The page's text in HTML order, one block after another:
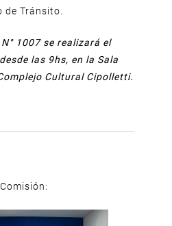
de Tránsito.
1007 se realizará el
las 9hs, en la Sala
Cultural Cipolletti.